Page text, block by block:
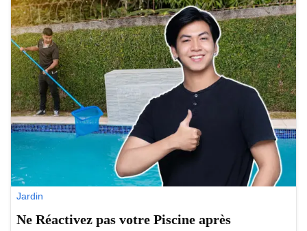
Jardin
Ne Réactivez pas votre Piscine après